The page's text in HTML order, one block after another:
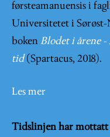
førsteamanuensis i
Universitetet i
boken Blodet i årene -
tid (Spartacus, 2018).
Les mer
Tidslinjen har mottatt